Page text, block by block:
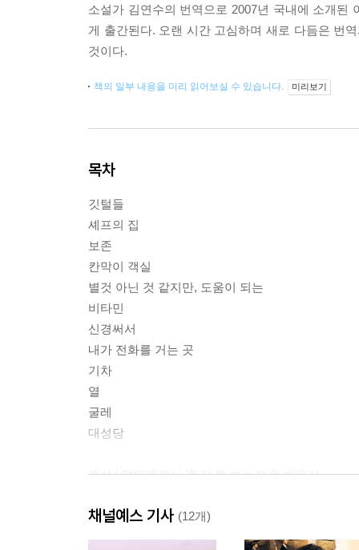
소설가 김연수의 번역으로 2007년 국내에 소개된
게 출간된다. 오랜 시간 고심하며 새로 다듬은 번
것이다.
책의 일부 내용을 미리 읽어보실 수 있습니다. 미리보기
목차
깃털들
셰프의 집
보존
칸막이 객실
별것 아닌 것 같지만, 도움이 되는
비타민
신경써서
내가 전화를 거는 곳
기차
열
굴레
대성당
해설 | 맹인에게서 '뭔가'를 보는 법을 배우기
채널예스 기사 (12개)